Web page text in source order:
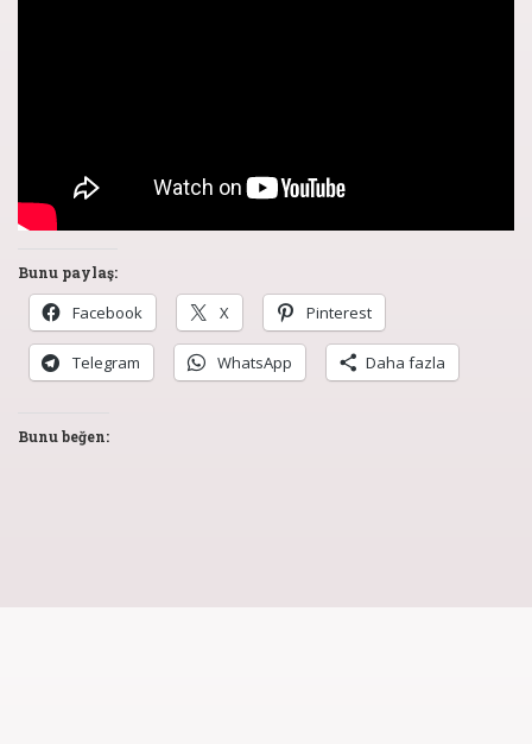
Bunu paylaş:
Facebook X Pinterest
Telegram WhatsApp Daha fazla
Bunu beğen: